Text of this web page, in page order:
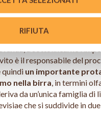
RIFIUTA
è il responsabile del
quindi un importante
nella birra, in termini
da un’unica famiglia di
che si suddivide in